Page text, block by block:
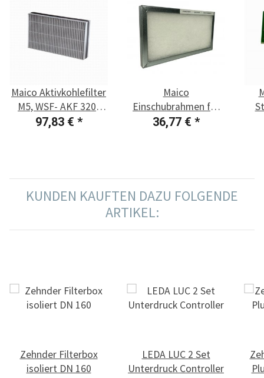
Maico Aktivkohlefilter
M5, WSF- AKF 320/
470
97,83 € *
Maico
Einschubrahmen für
Luftfilter WSG-ES 320/
36,77 € *
KUNDEN KAUFTEN DAZU FOLGENDE
ARTIKEL:
Zehnder Filterbox
isoliert DN 160
LEDA LUC 2 Set
Unterdruck Controller